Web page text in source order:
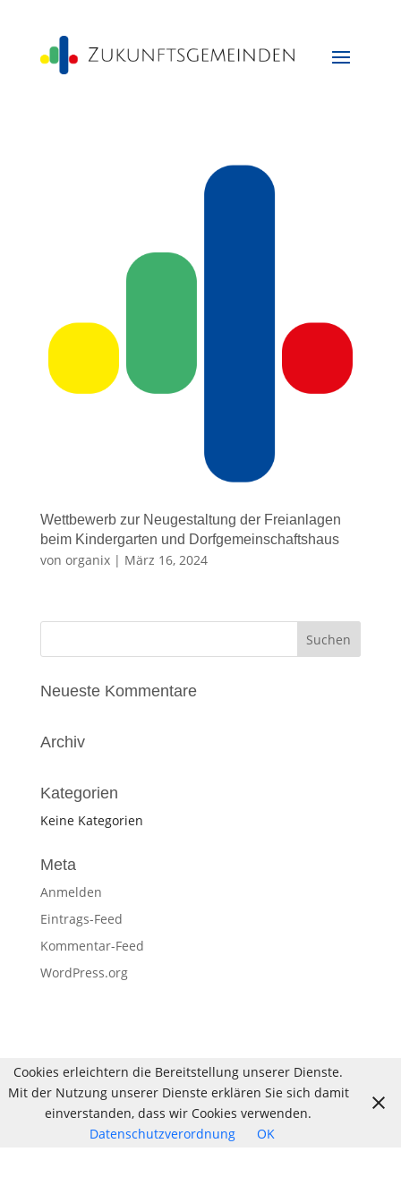
Wettbewerb zur Neugestaltung der Freianlagen
beim Kindergarten und Dorfgemeinschaftshaus
von organix| März 16, 2024
Neueste Kommentare
Archiv
Kategorien
Keine Kategorien
Meta
Anmelden
Eintrags-Feed
Kommentar-Feed
WordPress.org
Cookies erleichtern die Bereitstellung unserer Dienste.
Mit der Nutzung unserer Dienste erklären Sie sich damit
einverstanden, dass wir Cookies verwenden.
Datenschutzverordnung
OK